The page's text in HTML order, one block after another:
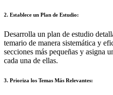
2. Establece un Plan de Estudio:
Desarrolla un plan de estudio
temario de manera sistemática y
secciones más pequeñas y asigna
cada una de ellas.
3. Prioriza los Temas Más Relevantes: